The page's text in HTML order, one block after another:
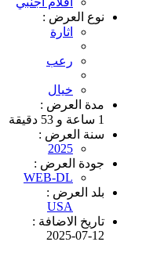
نوع العرض :
اثارة
رعب
خيال
مدة العرض :
1 ساعة و 53 دقيقة
سنة العرض :
2025
جودة العرض :
WEB-DL
بلد العرض :
USA
تاريخ الاضافة :
2025-07-12